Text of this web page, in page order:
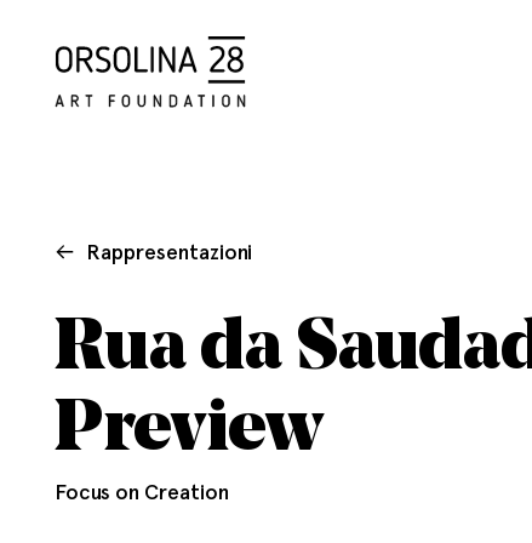
Rappresentazioni
Rua da
Preview
Focus on Creation